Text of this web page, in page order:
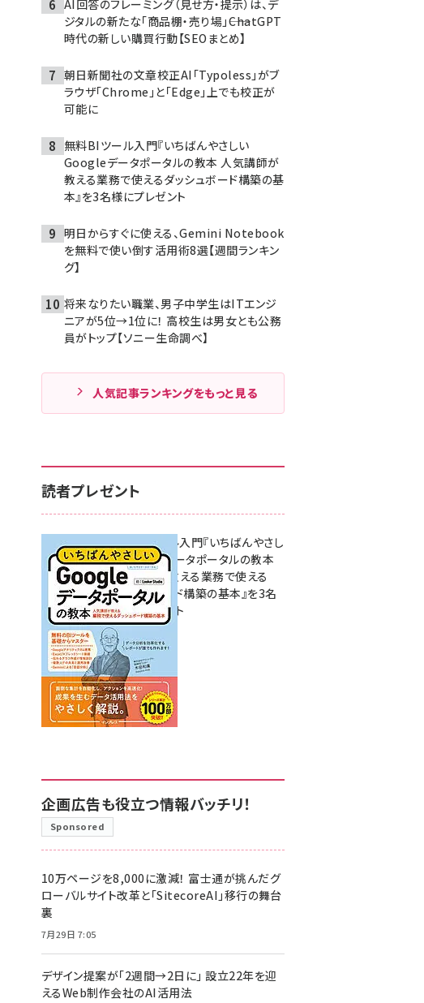
AI回答のフレーミング（見せ方・提示）は、デ
ジタルの新たな「商品棚・売り場」――ChatGPT
時代の新しい購買行動【SEOまとめ】
朝日新聞社の文章校正AI「Typoless」がブ
ラウザ「Chrome」と「Edge」上でも校正が
可能に
無料BIツール入門『いちばんやさしい
Googleデータポータルの教本 人気講師が
教える業務で使えるダッシュボード構築の基
本』を3名様にプレゼント
明日からすぐに使える、Gemini Notebook
を無料で使い倒す活用術8選【週間ランキン
グ】
将来なりたい職業、男子中学生はITエンジ
ニアが5位→1位に！ 高校生は男女とも公務
員がトップ【ソニー生命調べ】
人気記事ランキングをもっと見る
読者プレゼント
無料BIツール入門『いちばんやさし
いGoogleデータポータルの教本
人気講師が教える業務で使える
ダッシュボード構築の基本』を3名
様にプレゼント
7月31日 10:00
企画広告も役立つ情報バッチリ！
Sponsored
10万ページを8,000に激減！ 富士通が挑んだグ
ローバルサイト改革と「SitecoreAI」移行の舞台
裏
7月29日 7:05
デザイン提案が「2週間→2日に」 設立22年を迎
えるWeb制作会社のAI活用法